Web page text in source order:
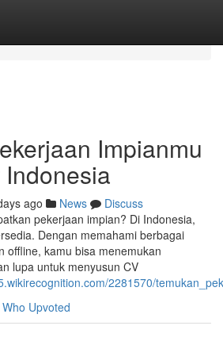
Impianmu
ago News
Discuss
pekerjaan impian? Di Indonesia,
Dengan memahami berbagai
offline, kamu bisa menemukan
lupa untuk menyusun CV
2281570/
Who Upvoted